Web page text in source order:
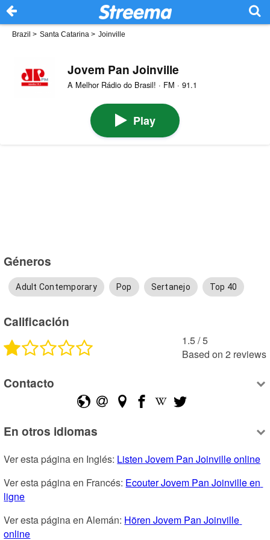
Brazil > Santa Catarina > Joinville
Jovem Pan Joinville
A Melhor Rádio do Brasil! · FM · 91.1
Play
Géneros
Adult Contemporary Pop Sertanejo Top 40
Calificación
1.5 /5
Based on 2 reviews
Contacto
En otros idiomas
Ver esta página en Inglés: Listen Jovem Pan Joinville online
Ver esta página en Francés: Ecouter Jovem Pan Joinville en
ligne
Ver esta página en Alemán: Hören Jovem Pan Joinville
online